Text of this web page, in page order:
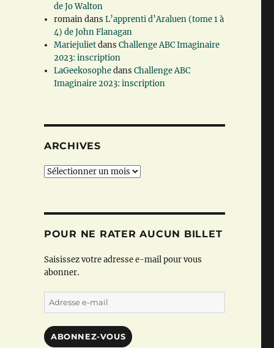
de Jo Walton
romaindansL’apprenti d’Araluen (tome 1 à
4) de John Flanagan
MariejulietdansChallenge ABC Imaginaire
2023: inscription
LaGeekosophedansChallenge ABC
Imaginaire 2023: inscription
ARCHIVES
Archives
POUR NE RATER AUCUN BILLET
Saisissez votre adresse e-mail pour vous
abonner.
Adresse
e-
ABONNEZ-VOUS